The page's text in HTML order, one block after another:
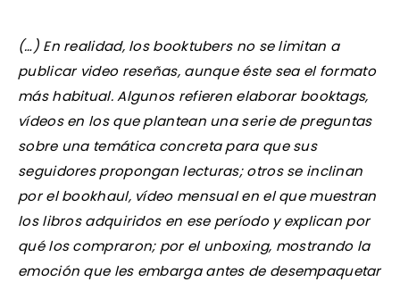
(…) En realidad, los booktubers no se limitan a
publicar video reseñas, aunque éste sea el formato
más habitual. Algunos refieren elaborar booktags,
vídeos en los que plantean una serie de preguntas
sobre una temática concreta para que sus
seguidores propongan lecturas; otros se inclinan
por el bookhaul, vídeo mensual en el que muestran
los libros adquiridos en ese período y explican por
qué los compraron; por el unboxing, mostrando la
emoción que les embarga antes de desempaquetar